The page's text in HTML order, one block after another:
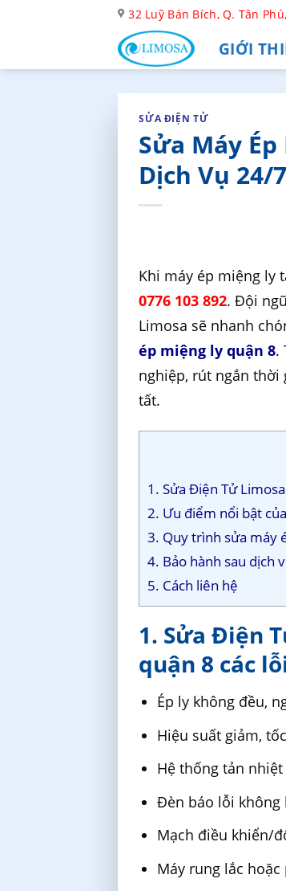
32 Luỹ Bán Bích, Q. Tân
GIỚI
SỬA ĐIỆN TỬ
Sửa Máy
Dịch Vụ 24/7
Khi máy ép miệng ly
0776 103 892. Đội
Limosa sẽ nhanh
ép miệng ly quận 8.
nghiệp, rút ngắn thời
tất.
1. Sửa Điện Tử
2. Ưu điểm nổi bật
3. Quy trình sửa máy
4. Bảo hành sau dịch
5. Cách liên hệ
1. Sửa Điện
quận 8 các
Ép ly không đều,
Hiệu suất giảm,
Hệ thống tản
Đèn báo lỗi không
Mạch điều khiển/
Máy rung lắc